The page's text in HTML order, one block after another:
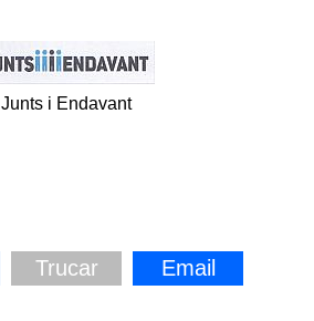
Junts i Endavant
Trucar Email